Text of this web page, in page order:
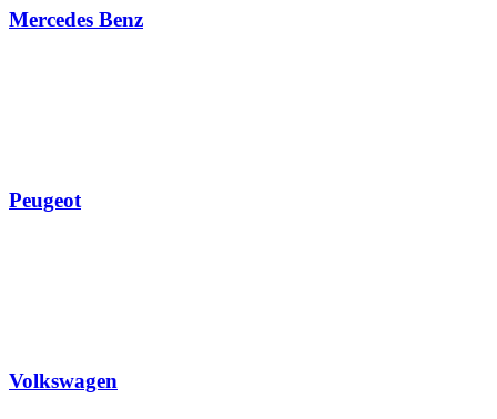
Mercedes Benz
Peugeot
Volkswagen